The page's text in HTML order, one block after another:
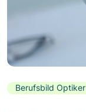
Berufsbild Optiker